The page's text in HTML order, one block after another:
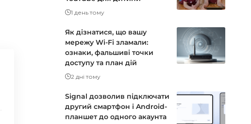
1 день тому
Як дізнатися, що вашу
мережу Wi-Fi зламали:
ознаки, фальшиві точки
доступу та план дій
2 дні тому
Signal дозволив підключати
другий смартфон і Android-
планшет до одного акаунта